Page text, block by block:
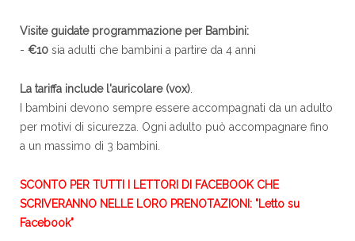
Visite guidate programmazione per Bambini:
- €10 sia adulti che bambini a partire da 4 anni
La tariffa include l'auricolare (vox).
I bambini devono sempre essere accompagnati da un adulto
per motivi di sicurezza. Ogni adulto può accompagnare fino
a un massimo di 3 bambini.
SCONTO PER TUTTI I LETTORI DI FACEBOOK CHE
SCRIVERANNO NELLE LORO PRENOTAZIONI: "Letto su
Facebook"